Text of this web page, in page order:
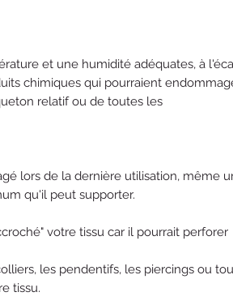
et une humidité adéquates, à
chimiques qui pourraient
relatif ou de toutes les
lors de la dernière utilisation, même
qu'il peut supporter.
votre tissu car il pourrait perforer
les pendentifs, les piercings ou
tissu.